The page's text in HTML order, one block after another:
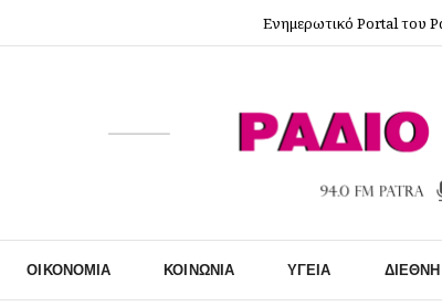
Ενημερωτικό Portal του
ΟΙΚΟΝΟΜΊΑ ΚΟΙΝΩΝΊΑ ΥΓΕΊΑ ΔΙΕΘΝΉ